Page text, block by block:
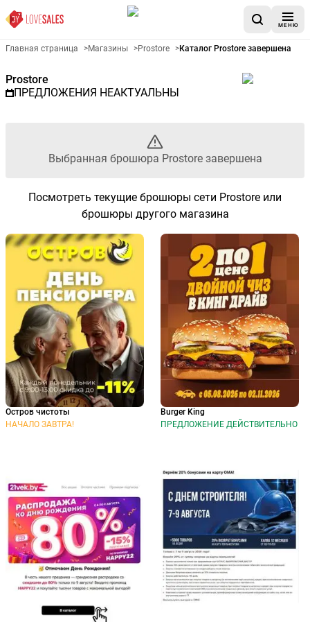
МЕНЮ
Рекламный листовой
Главная страница >Магазины >Prostore >Каталог Prostore завершена
Prostore
ПРЕДЛОЖЕНИЯ НЕАКТУАЛЬНЫ
Выбранная брошюра Prostore завершена
Посмотреть текущие брошюры сети Prostore или
брошюры другого магазина
Остров чистоты
НАЧАЛО ЗАВТРА!
Burger King
ПРЕДЛОЖЕНИЕ ДЕЙСТВИТЕЛЬНО